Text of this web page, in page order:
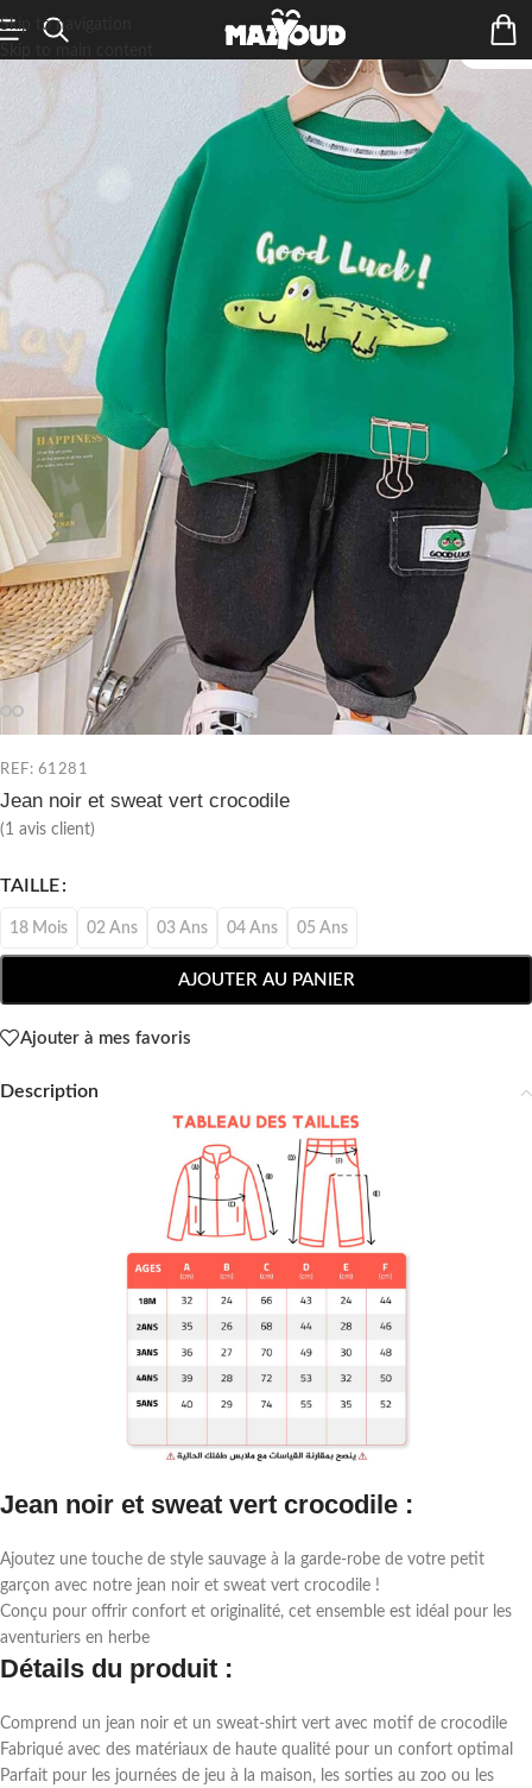
Skip to navigation
REF: 61281
Jean noir et sweat vert crocodile
(1 avis client)
TAILLE
18 Mois 02 Ans 03 Ans 04 Ans 05 Ans
AJOUTER AU PANIER
Ajouter à mes favoris
Description
Jean noir et sweat vert crocodile :
Ajoutez une touche de style sauvage à la garde-robe de votre petit
garçon avec notre jean noir et sweat vert crocodile !
Conçu pour offrir confort et originalité, cet ensemble est idéal pour les
aventuriers en herbe
Détails du produit :
Comprend un jean noir et un sweat-shirt vert avec motif de crocodile
Fabriqué avec des matériaux de haute qualité pour un confort optimal
Parfait pour les journées de jeu à la maison, les sorties au zoo ou les